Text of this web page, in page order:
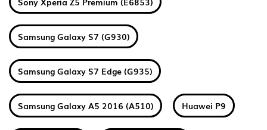
Samsung Galaxy S7 (G930)
Samsung Galaxy S7 Edge (G935)
Samsung Galaxy A5 2016 (A510) Huawei P9